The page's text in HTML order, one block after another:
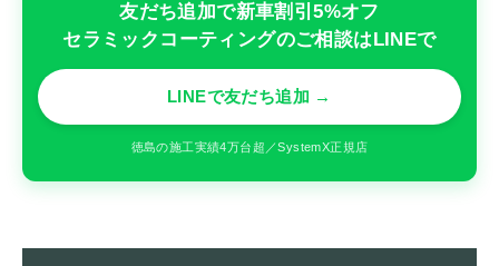
友だち追加で新車割引5%オフ
セラミックコーティングのご相談はLINEで
LINEで友だち追加 →
徳島の施工実績4万台超／SystemX正規店